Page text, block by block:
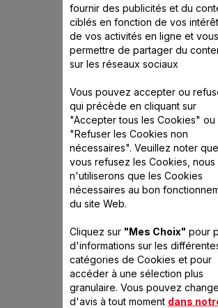
fournir des publicités et du
ciblés en fonction de vos
de vos activités en ligne et vous
permettre de partager du
sur les réseaux sociaux
Vous pouvez accepter ou
qui précède en cliquant sur
"Accepter tous les Cookies" ou
"Refuser les Cookies non
nécessaires". Veuillez noter
vous refusez les Cookies, nous
n'utiliserons que les Cookies
nécessaires au bon
du site Web.
Cliquez sur "Mes Choix" pour
d'informations sur les
catégories de Cookies et pour
accéder à une sélection plus
granulaire. Vous pouvez
d'avis à tout moment dans